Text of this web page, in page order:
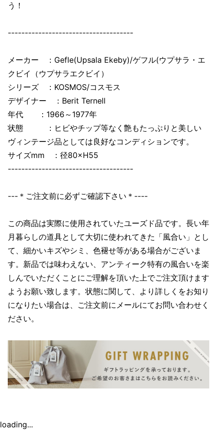
う！
-------------------------------------
メーカー ：Gefle(Upsala Ekeby)/ゲフル(ウプサラ・エ
クビイ（ウプサラエクビイ）
シリーズ ：KOSMOS/コスモス
デザイナー ：Berit Ternell
年代 ：1966～1977年
状態 ：ヒビやチップ等なく艶もたっぷりと美しい
ヴィンテージ品としては良好なコンディションです。
サイズmm ：径80×H55
-------------------------------------
---＊ご注文前に必ずご確認下さい＊----
この商品は実際に使用されていたユーズド品です。長い年
月暮らしの道具として大切に使われてきた「風合い」とし
て、細かいキズやシミ、色褪せ等がある場合がございま
す。新品では味わえない、アンティーク特有の風合いを楽
しんでいただくことにご理解を頂いた上でご注文頂けます
ようお願い致します。状態に関して、より詳しくをお知り
になりたい場合は、ご注文前にメールにてお問い合わせく
ださい。
loading...